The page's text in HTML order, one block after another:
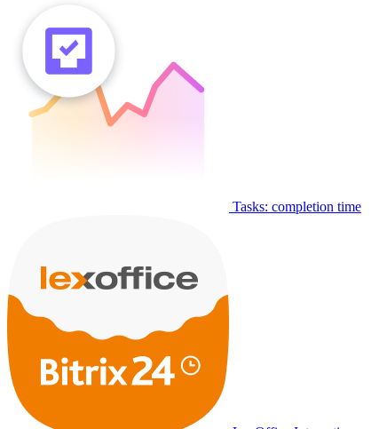
Tasks: completion time